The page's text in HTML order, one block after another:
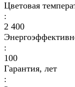
Цветовая
:
2 400
:
100
Гарантия, лет
: